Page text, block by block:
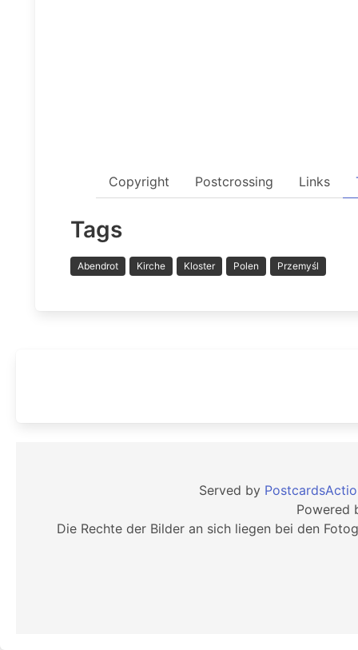
Copyright Postcrossing Links
Tags
Abendrot Kirche Kloster Polen Przemyśl
Served by
Powered
Die Rechte der Bilder an sich liegen bei den